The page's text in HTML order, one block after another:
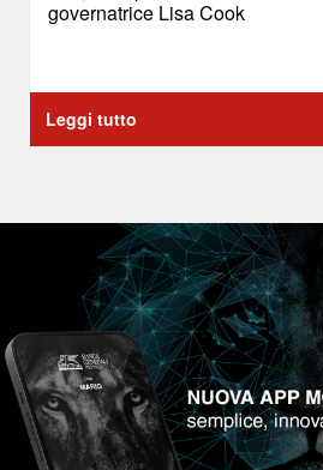
governatrice Lisa Cook
Leggi tutto